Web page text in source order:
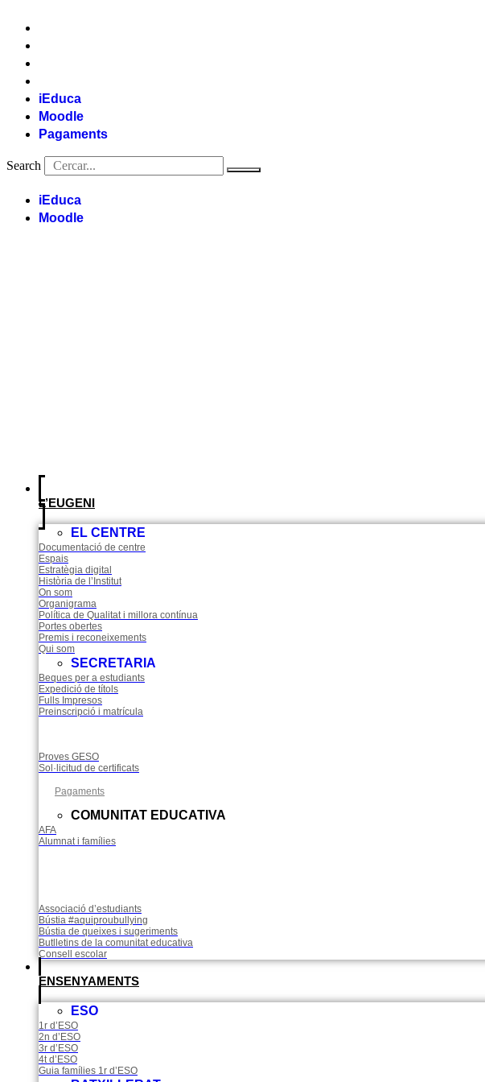
contingut
iEduca
Moodle
Pagaments
Search
iEduca
Moodle
L’EUGENI
EL CENTRE
Documentació de centre
Espais
Estratègia digital
Història de l’Institut
On som
Organigrama
Política de Qualitat i millora contínua
Portes obertes
Premis i reconeixements
Qui som
SECRETARIA
Beques per a estudiants
Expedició de títols
Fulls Impresos
Preinscripció i matrícula
Proves GESO
Sol·licitud de certificats
Pagaments​
COMUNITAT EDUCATIVA
AFA
Alumnat i famílies
Associació d’estudiants
Bústia #aquiproubullying
Bústia de queixes i sugeriments
Butlletins de la comunitat educativa
Consell escolar
ENSENYAMENTS
ESO
1r d’ESO
2n d’ESO
3r d’ESO
4t d’ESO
Guia famílies 1r d’ESO